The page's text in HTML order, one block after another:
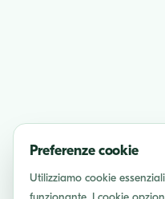
Preferenze cookie
Utilizziamo cookie